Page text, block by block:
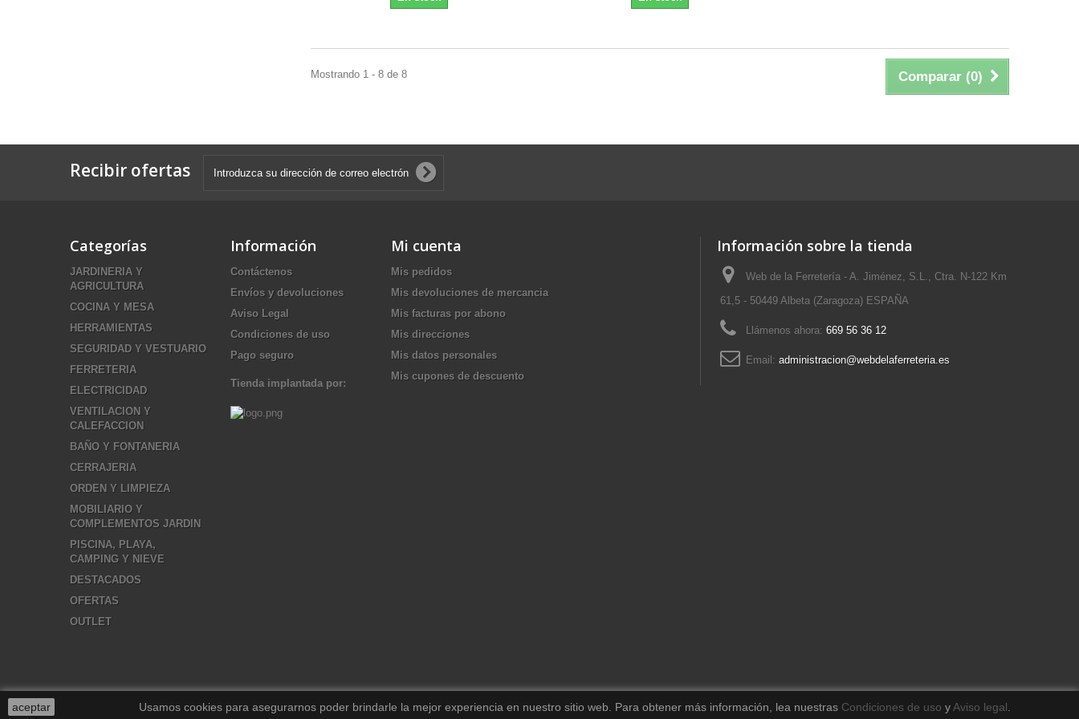
Comparar (0)
Mostrando 1 - 8 de 8
Recibir ofertas
Categorías
JARDINERIA Y
AGRICULTURA
COCINA Y MESA
HERRAMIENTAS
SEGURIDAD Y VESTUARIO
FERRETERIA
ELECTRICIDAD
VENTILACION Y
CALEFACCION
BAÑO Y FONTANERIA
CERRAJERIA
ORDEN Y LIMPIEZA
MOBILIARIO Y
COMPLEMENTOS JARDIN
PISCINA, PLAYA,
CAMPING Y NIEVE
DESTACADOS
OFERTAS
OUTLET
Información
Contáctenos
Envíos y devoluciones
Aviso Legal
Condiciones de uso
Pago seguro
Tienda implantada por:
Mi cuenta
Mis pedidos
Mis devoluciones de mercancia
Mis facturas por abono
Mis direcciones
Mis datos personales
Mis cupones de descuento
Información sobre la tienda
Web de la Ferretería - A. Jiménez, S.L., Ctra. N-122 Km
61,5 - 50449 Albeta (Zaragoza) ESPAÑA
Llámenos ahora: 669 56 36 12
Email: administracion@webdelaferreteria.es
aceptar Usamos cookies para asegurarnos poder brindarle la mejor experiencia en nuestro sitio web. Para obtener más información, lea nuestras Condiciones de uso y Aviso legal